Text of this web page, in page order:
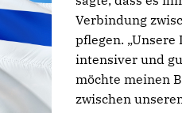
Verbindung
pflegen.
intensiver und
möchte meinen
zwischen